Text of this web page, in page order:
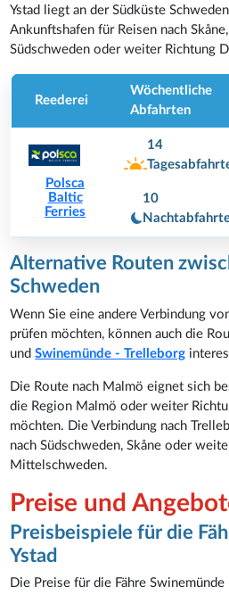
Ystad liegt an der Südküste
Ankunftshafen für Reisen nach
Südschweden oder weiter Richtung
Reederei
Wöchentliche
Abfahrten
Polsca
Baltic
Ferries
14
10
Alternative Routen
Schweden
Wenn Sie eine andere Verbindung
prüfen möchten, können auch die
undSwinemünde - Trelleborg
Die Route nach Malmö eignet sich
die Region Malmö oder weiter
möchten. Die Verbindung nach
nach Südschweden, Skåne oder
Mittelschweden.
Preise und
Preisbeispiele für die
Ystad
Die Preise für die Fähre Swinemünde